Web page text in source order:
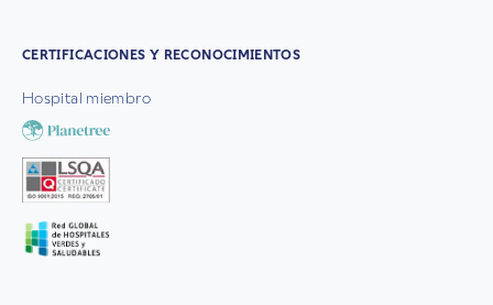
CERTIFICACIONES Y RECONOCIMIENTOS
Hospital miembro